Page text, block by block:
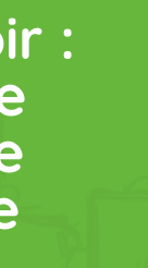
: